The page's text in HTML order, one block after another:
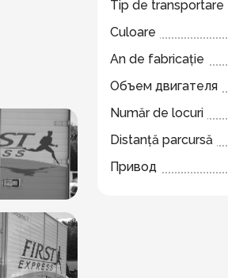
Tip de transportare
Culoare
An de fabricație
Объем двигателя
Număr de locuri
Distanță parcursă
Привод